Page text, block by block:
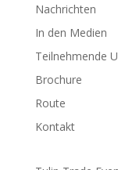
Nachrichten
In den Medien
Teilnehmende
Brochure
Route
Kontakt